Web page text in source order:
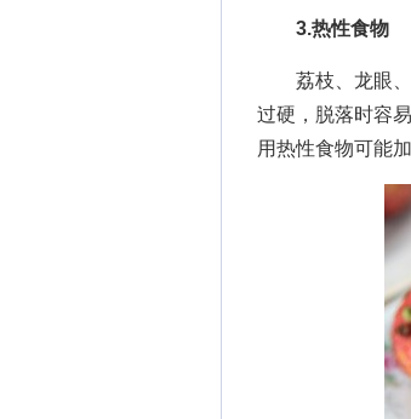
3.热性食物
荔枝、龙眼、
过硬，脱落时容
用热性食物可能